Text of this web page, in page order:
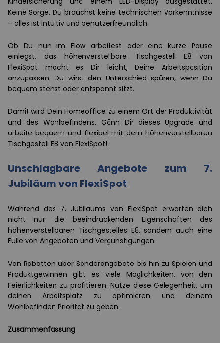
Keine Sorge, Du brauchst keine technischen Vorkenntnisse
– alles ist intuitiv und benutzerfreundlich.
Ob Du nun im Flow arbeitest oder eine kurze Pause
einlegst, das höhenverstellbare Tischgestell E8 von
FlexiSpot macht es Dir leicht, Deine Arbeitsposition
anzupassen. Du wirst den Unterschied spüren, wenn Du
bequem stehst oder entspannt sitzt.
Damit wird Dein Homeoffice zu einem Ort der Produktivität
und des Wohlbefindens. Gönn Dir dieses Upgrade und
arbeite bequem und flexibel mit dem höhenverstellbaren
Tischgestell E8 von FlexiSpot!
Unschlagbare Angebote zum 7.
Jubiläum von FlexiSpot
Während des 7. Jubiläums von FlexiSpot erwarten dich
nicht nur die beeindruckenden Eigenschaften des
höhenverstellbaren Tischgestelles E8, sondern auch eine
Fülle von Angeboten und Vergünstigungen.
Von Rabatten über Sonderangebote bis hin zu Spielen und
Produktgewinnen gibt es viele Möglichkeiten, von den
Feierlichkeiten zu profitieren. Nutze diese Gelegenheit, um
deinen Arbeitsplatz zu optimieren und deinem
Wohlbefinden Priorität zu geben.
Zusammenfassung